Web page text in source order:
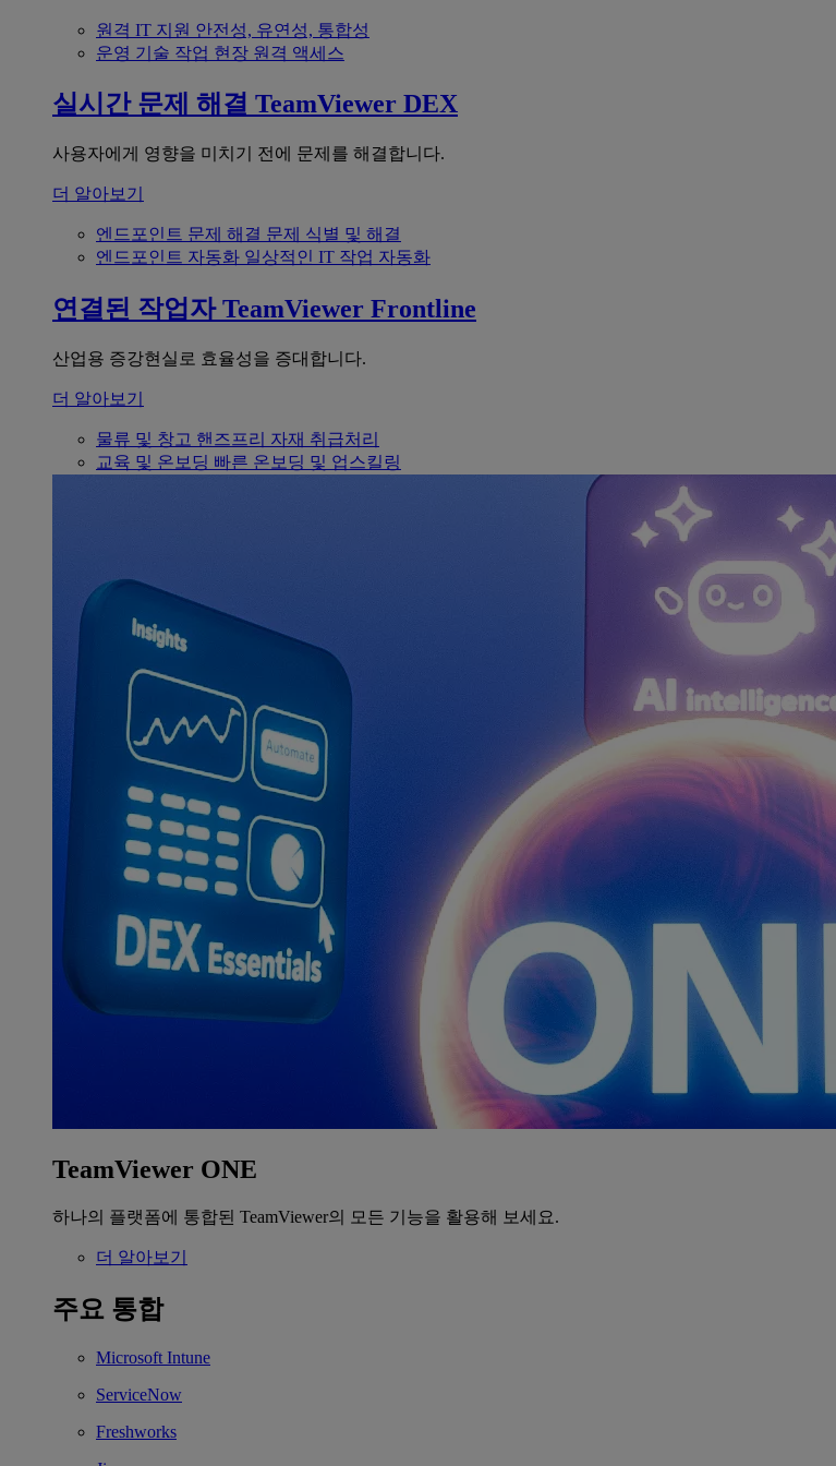
원격 IT 지원 안전성, 유연성, 통합성
운영 기술 작업 현장 원격 액세스
실시간 문제 해결 TeamViewer DEX
사용자에게 영향을 미치기 전에 문제를 해결합니다.
더 알아보기
엔드포인트 문제 해결 문제 식별 및 해결
엔드포인트 자동화 일상적인 IT 작업 자동화
연결된 작업자 TeamViewer Frontline
산업용 증강현실로 효율성을 증대합니다.
더 알아보기
물류 및 창고 핸즈프리 자재 취급처리
교육 및 온보딩 빠른 온보딩 및 업스킬링
TeamViewer ONE
하나의 플랫폼에 통합된 TeamViewer의 모든 기능을 활용해 보세요.
더 알아보기
주요 통합
Microsoft Intune
ServiceNow
Freshworks